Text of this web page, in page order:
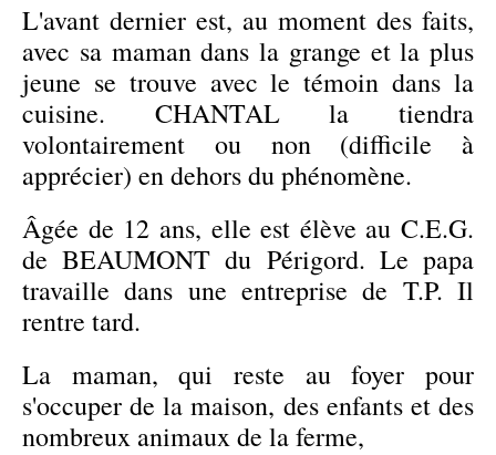
L'avant dernier est, au moment des faits,
avec sa maman dans la grange et la plus
jeune se trouve avec le témoin dans la
cuisine. CHANTAL la tiendra
volontairement ou non (difficile à
apprécier) en dehors du phénomène.
Âgée de 12 ans, elle est élève au C.E.G.
de BEAUMONT du Périgord. Le papa
travaille dans une entreprise de T.P. Il
rentre tard.
La maman, qui reste au foyer pour
s'occuper de la maison, des enfants et des
nombreux animaux de la ferme,